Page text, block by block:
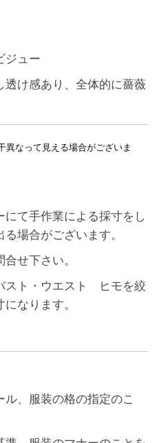
ュー
あり、全体的に薔薇
異なって見える場合がございま
て手作業による採寸をし
場合がございます。
せ下さい。
スト・ウエスト ヒモを絞
なります。
ル、服装の格の指定のこ